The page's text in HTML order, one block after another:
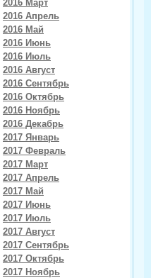
2016 Март
2016 Апрель
2016 Май
2016 Июнь
2016 Июль
2016 Август
2016 Сентябрь
2016 Октябрь
2016 Ноябрь
2016 Декабрь
2017 Январь
2017 Февраль
2017 Март
2017 Апрель
2017 Май
2017 Июнь
2017 Июль
2017 Август
2017 Сентябрь
2017 Октябрь
2017 Ноябрь